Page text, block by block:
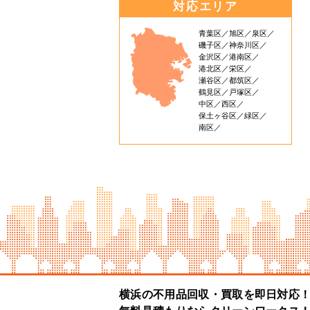
対応エリア
青葉区 旭区
泉区
磯子区
神奈川区
金沢区
港南区
港北区
栄区
瀬谷区
都筑区
鶴見区
戸塚区
中区
西区
保土ヶ谷区
緑区
南区
横浜の不用品回収・買取を即日対応